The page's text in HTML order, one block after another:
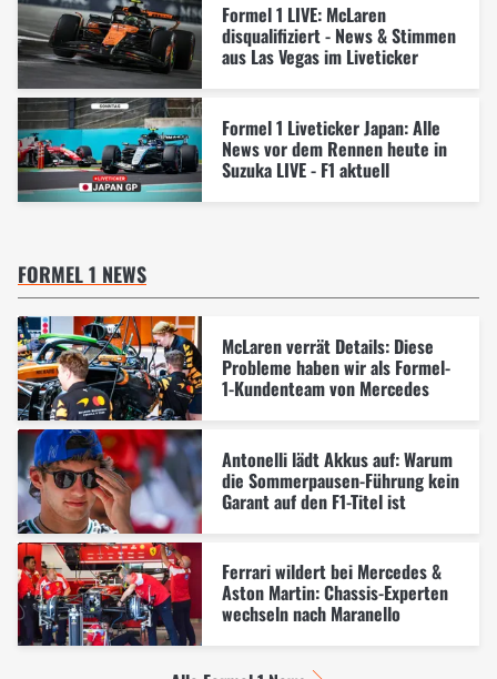
Formel 1 LIVE: McLaren
disqualifiziert - News & Stimmen
aus Las Vegas im Liveticker
Formel 1 Liveticker Japan: Alle
News vor dem Rennen heute in
Suzuka LIVE - F1 aktuell
FORMEL 1 NEWS
McLaren verrät Details: Diese
Probleme haben wir als Formel-
1-Kundenteam von Mercedes
Antonelli lädt Akkus auf: Warum
die Sommerpausen-Führung kein
Garant auf den F1-Titel ist
Ferrari wildert bei Mercedes &
Aston Martin: Chassis-Experten
wechseln nach Maranello